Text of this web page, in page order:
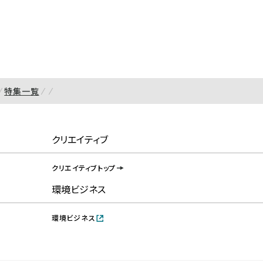
特集一覧
クリエイティブ
クリエイティブトップ
環境ビジネス
環境ビジネス